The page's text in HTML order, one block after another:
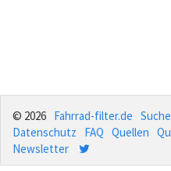
© 2026 Fahrrad-filter.de
Datenschutz
FAQ Quellen
Newsletter